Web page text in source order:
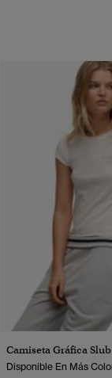
Camiseta Gráfica
Disponible En Más